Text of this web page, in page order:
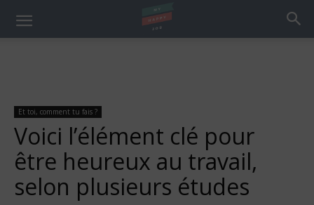
Et toi, comment tu fais ?
Voici l’élément clé pour
être heureux au travail,
selon plusieurs études